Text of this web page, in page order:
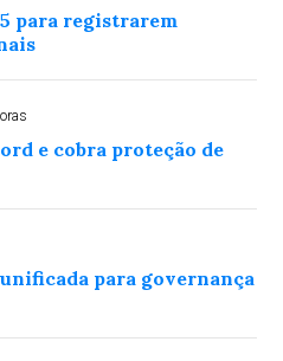
para registrarem
e cobra proteção de
para governança